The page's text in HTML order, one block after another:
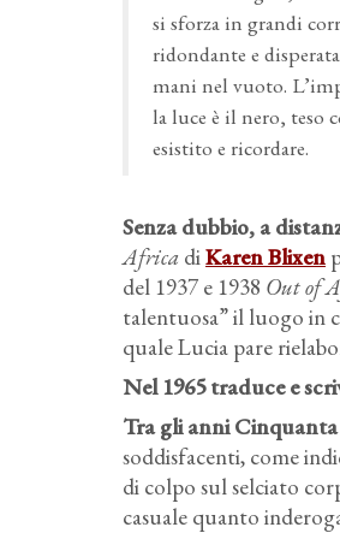
si sforza in grandi
ridondante e
mani nel vuoto.
la luce è il nero, teso
esistito e ricordare.
Senza dubbio, a
Africa diKaren Blixen
del 1937 e 1938 Out of
talentuosa” il luogo in
quale Lucia pare
Nel 1965 traduce e
Tra gli anni
soddisfacenti, come
di colpo sul selciato
casuale quanto